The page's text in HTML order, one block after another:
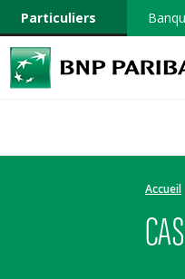
Particuliers
Accueil